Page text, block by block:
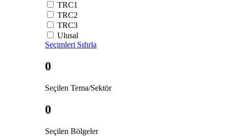
TRC1
TRC2
TRC3
Ulusal
Seçimleri Sıfırla
0
Seçilen Tema/Sektör
0
Seçilen Bölgeler